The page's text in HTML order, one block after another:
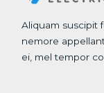
Aliquam suscipit
nemore
ei, mel tempor